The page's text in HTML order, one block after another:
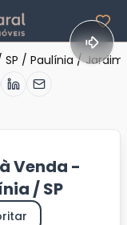
SP / Paulínia / Jardim
Venda -
/ SP